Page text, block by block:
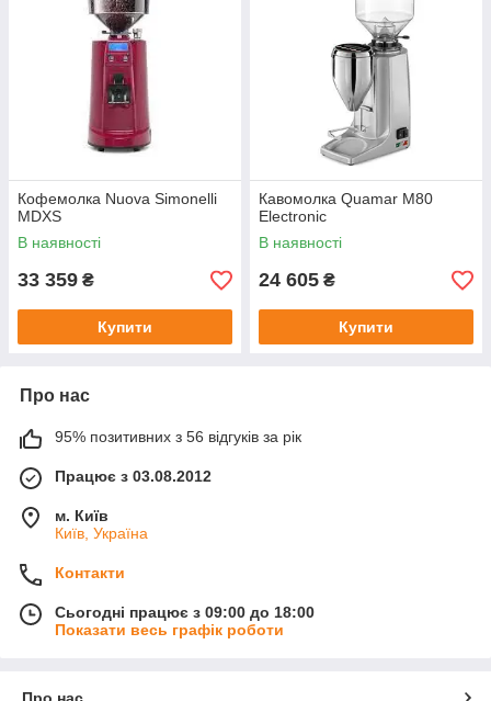
Кофемолка Nuova Simonelli
MDXS
В наявності
33 359 ₴
Купити
Кавомолка Quamar M80
Electronic
В наявності
24 605 ₴
Купити
Про нас
95% позитивних з 56 відгуків за рік
Працює з 03.08.2012
м. Київ
Київ, Україна
Контакти
Сьогодні працює з 09:00 до 18:00
Показати весь графік роботи